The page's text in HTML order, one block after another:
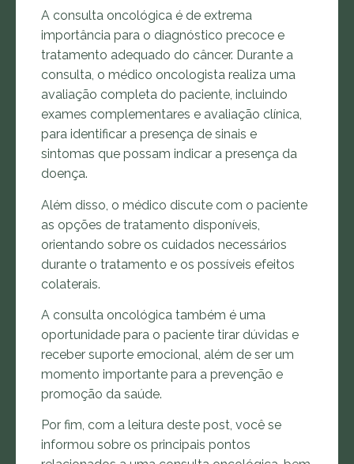
A consulta oncológica é de extrema
importância para o diagnóstico precoce e
tratamento adequado do câncer. Durante a
consulta, o médico oncologista realiza uma
avaliação completa do paciente, incluindo
exames complementares e avaliação clínica,
para identificar a presença de sinais e
sintomas que possam indicar a presença da
doença.
Além disso, o médico discute com o paciente
as opções de tratamento disponíveis,
orientando sobre os cuidados necessários
durante o tratamento e os possíveis efeitos
colaterais.
A consulta oncológica também é uma
oportunidade para o paciente tirar dúvidas e
receber suporte emocional, além de ser um
momento importante para a prevenção e
promoção da saúde.
Por fim, com a leitura deste post, você se
informou sobre os principais pontos